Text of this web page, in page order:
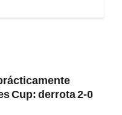
Cup: derrota 2-0